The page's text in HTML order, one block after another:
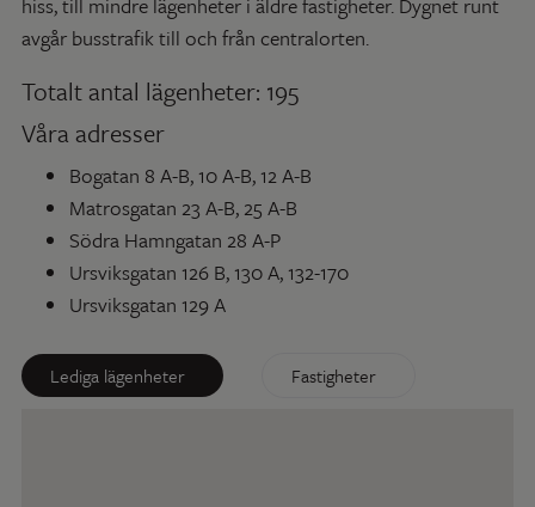
avgår busstrafik till och från centralorten.
Totalt antal lägenheter: 195
Våra adresser
Bogatan 8 A-B, 10 A-B, 12 A-B
Matrosgatan 23 A-B, 25 A-B
Södra Hamngatan 28 A-P
Ursviksgatan 126 B, 130 A, 132-170
Ursviksgatan 129 A
Lediga lägenheter Fastigheter